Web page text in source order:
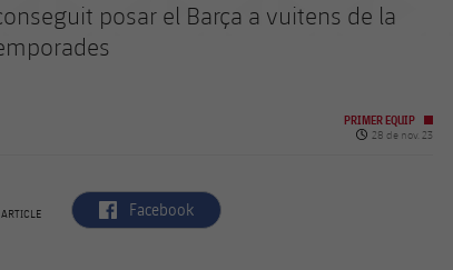
posar el Barça a vuitens de la
PRIMER EQUIP
Data de publicació
28 de nov. 23
label.aria.facebook
Facebook